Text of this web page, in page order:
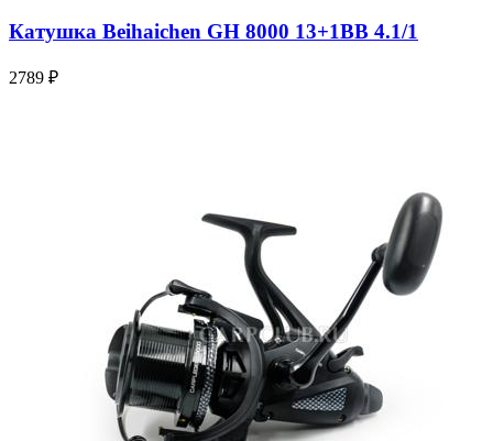
Катушка Beihaichen GH 8000 13+1BB 4.1/1
2789 ₽